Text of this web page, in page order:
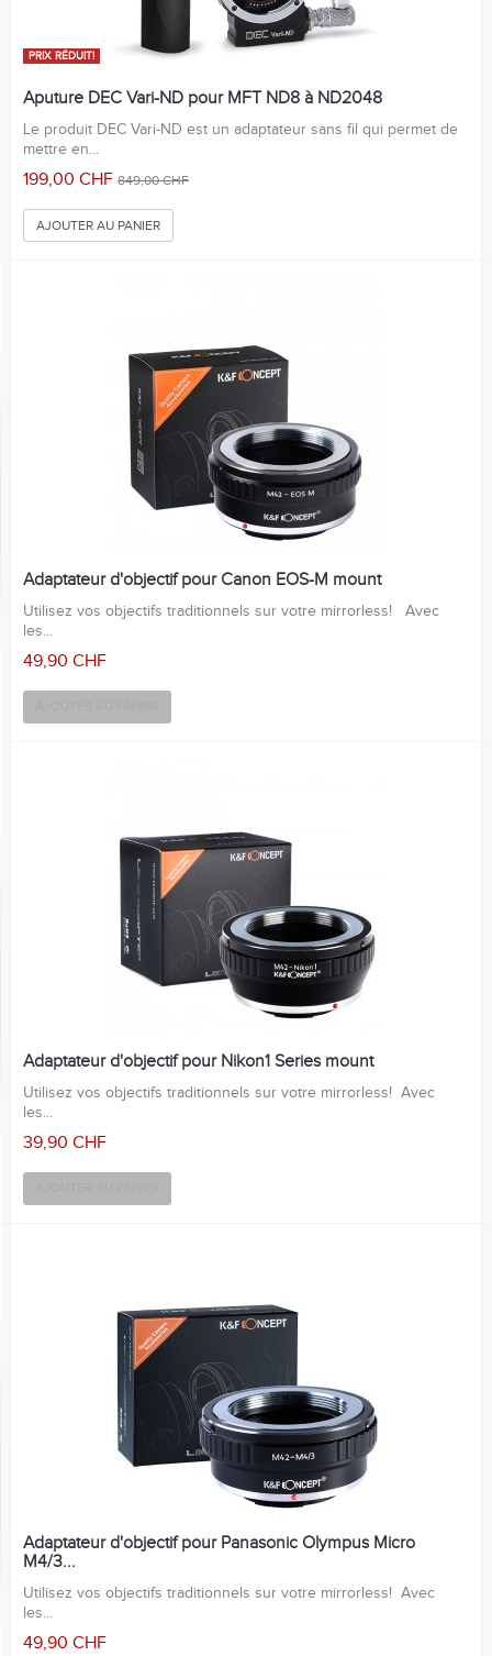
Aputure DEC Vari-ND pour MFT ND8 à ND2048
Le produit DEC Vari-ND est un adaptateur sans fil qui permet de
mettre en...
PRIX ​​RÉDUIT!
199,00 CHF 849,00 CHF
AJOUTER AU PANIER
Adaptateur d'objectif pour Canon EOS-M mount
Utilisez vos objectifs traditionnels sur votre mirrorless! Avec
les...
49,90 CHF
Adaptateur d'objectif pour Nikon1 Series mount
Utilisez vos objectifs traditionnels sur votre mirrorless! Avec
les...
39,90 CHF
Adaptateur d'objectif pour Panasonic Olympus Micro
M4/3...
Utilisez vos objectifs traditionnels sur votre mirrorless! Avec
les...
49,90 CHF